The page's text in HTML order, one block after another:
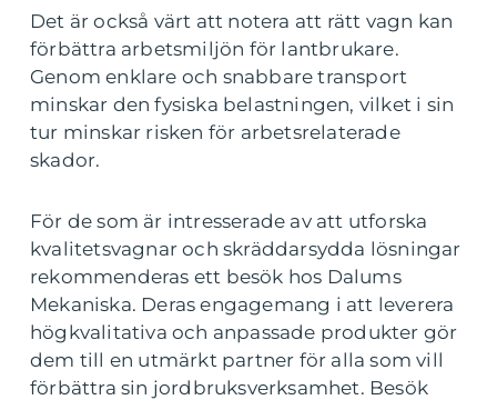
Det är också värt att notera att rätt vagn kan
förbättra arbetsmiljön för lantbrukare.
Genom enklare och snabbare transport
minskar den fysiska belastningen, vilket i sin
tur minskar risken för arbetsrelaterade
skador.
För de som är intresserade av att utforska
kvalitetsvagnar och skräddarsydda lösningar
rekommenderas ett besök hos Dalums
Mekaniska. Deras engagemang i att leverera
högkvalitativa och anpassade produkter gör
dem till en utmärkt partner för alla som vill
förbättra sin jordbruksverksamhet. Besök